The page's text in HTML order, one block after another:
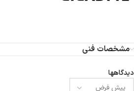
مشخصات فنی
دیدگاهها